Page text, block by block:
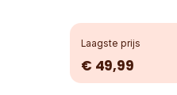
Laagste prijs
€ 49,99